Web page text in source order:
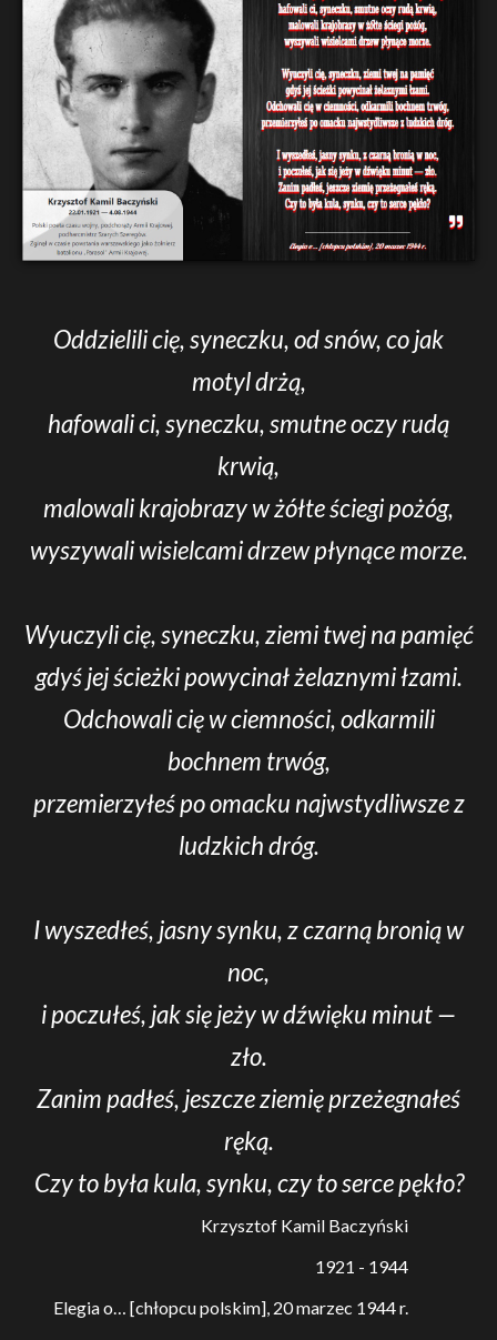
Oddzielili cię, syneczku, od snów, co jak
motyl drżą,
hafowali ci, syneczku, smutne oczy rudą
krwią,
malowali krajobrazy w żółte ściegi pożóg,
wyszywali wisielcami drzew płynące morze.
Wyuczyli cię, syneczku, ziemi twej na pamięć
gdyś jej ścieżki powycinał żelaznymi łzami.
Odchowali cię w ciemności, odkarmili
bochnem trwóg,
przemierzyłeś po omacku najwstydliwsze z
ludzkich dróg.
I wyszedłeś, jasny synku, z czarną bronią w
noc,
i poczułeś, jak się jeży w dźwięku minut —
zło.
Zanim padłeś, jeszcze ziemię przeżegnałeś
ręką.
Czy to była kula, synku, czy to serce pękło?
Krzysztof Kamil Baczyński
1921 - 1944
Elegia o… [chłopcu polskim], 20 marzec 1944 r.